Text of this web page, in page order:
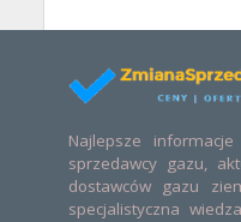
Najlepsze
sprzedawcy gazu,
dostawców gazu
specjalistyczna